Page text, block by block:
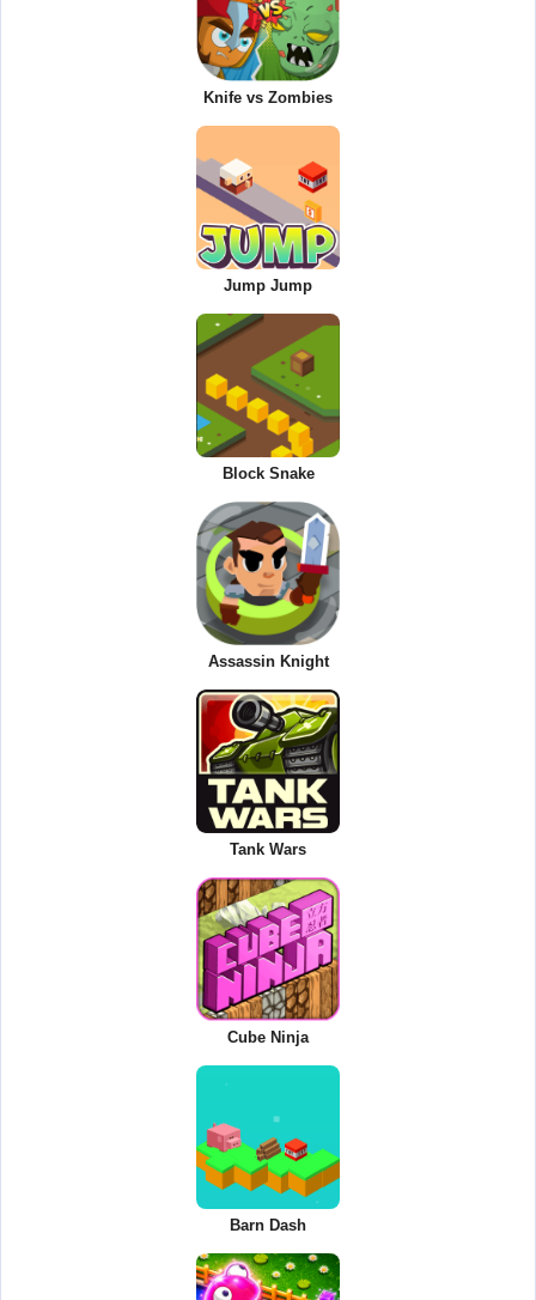
Knife vs Zombies
Jump Jump
Block Snake
Assassin Knight
Tank Wars
Cube Ninja
Barn Dash